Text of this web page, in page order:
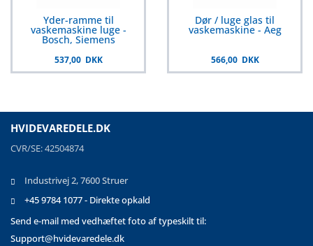
Yder-ramme til
vaskemaskine luge -
Bosch, Siemens
537,00 DKK
Dør / luge glas til
vaskemaskine - Aeg
566,00 DKK
HVIDEVAREDELE.DK
CVR/SE: 42504874
Industrivej 2, 7600 Struer
+45 9784 1077 - Direkte opkald
Send e-mail med vedhæftet foto af typeskilt til:
Support@hvidevaredele.dk